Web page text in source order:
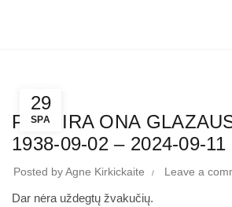
29
SPA
PALMIRA ONA
1938-09-02 – 2024-09-11
Posted byAgne Kirkickaite Leave a
Dar nėra uždegtų žvakučių.